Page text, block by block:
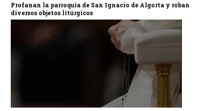
Profanan la parroquia de San Ignacio de Algorta y roban
diversos objetos litúrgicos